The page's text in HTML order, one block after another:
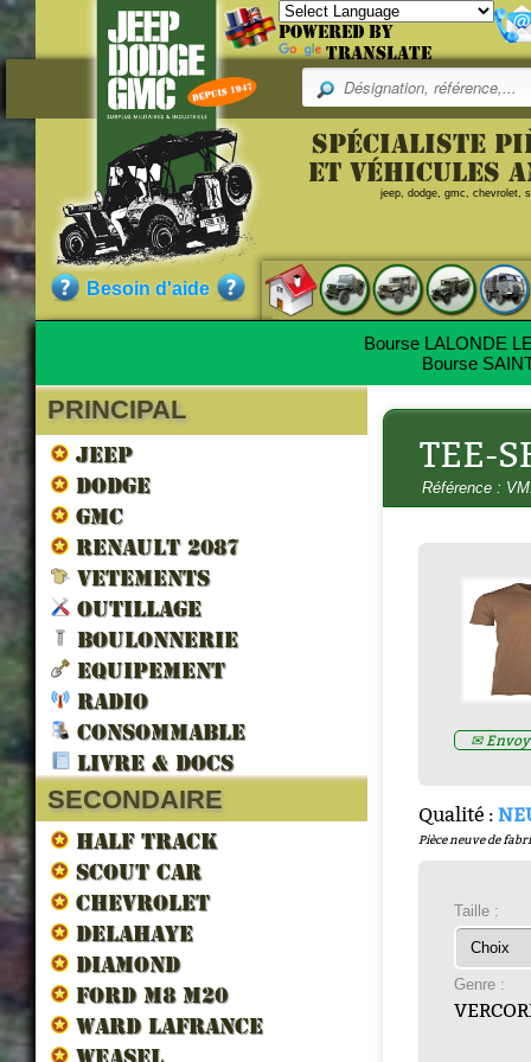
Powered by
Translate
Besoin d'aide
Spécialiste
et véhicules
jeep, dodge, gmc, chevrolet,
Bourse LALONDE
Bourse
PRINCIPAL
JEEP
DODGE
GMC
RENAULT 2087
VETEMENTS
OUTILLAGE
BOULONNERIE
EQUIPEMENT
RADIO
CONSOMMABLE
LIVRE & DOCS
SECONDAIRE
HALF TRACK
SCOUT CAR
CHEVROLET
DELAHAYE
DIAMOND
FORD M8 M20
WARD LAFRANCE
WEASEL
TEE-
Référence :
✉
Qualité :
Pièce neuve de
Taille :
Genre :
Référence
VM11011009
Qualité :NEUFPièce neuve de fabrication
Nos clients ont aussi
LIBERATION par francois
Prix : 16.67€ HT